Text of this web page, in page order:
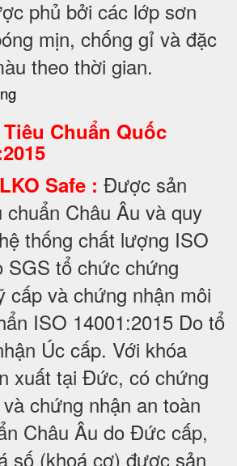
phủ bởi các lớp sơn
mịn, chống gỉ và đặc
theo thời gian.
Chuẩn Quốc
Safe : Được sản
chuẩn Châu Âu và quy
thống chất lượng ISO
SGS tổ chức chứng
cấp và chứng nhận môi
ISO 14001:2015 Do tổ
Úc cấp. Với khóa
xuất tại Đức, có chứng
chứng nhận an toàn
Châu Âu do Đức cấp,
số (khoá cơ) được sản